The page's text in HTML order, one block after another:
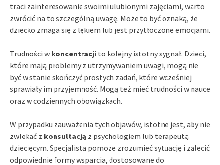
traci zainteresowanie swoimi ulubionymi zajęciami, warto
zwrócić na to szczególną uwagę. Może to być oznaką, że
dziecko zmaga się z lękiem lub jest przytłoczone emocjami.
Trudności w koncentracji to kolejny istotny sygnał. Dzieci,
które mają problemy z utrzymywaniem uwagi, mogą nie
być w stanie skończyć prostych zadań, które wcześniej
sprawiały im przyjemność. Mogą też mieć trudności w nauce
oraz w codziennych obowiązkach.
W przypadku zauważenia tych objawów, istotne jest, aby nie
zwlekać z konsultacją z psychologiem lub terapeutą
dziecięcym. Specjalista pomoże zrozumieć sytuację i zalecić
odpowiednie formy wsparcia, dostosowane do